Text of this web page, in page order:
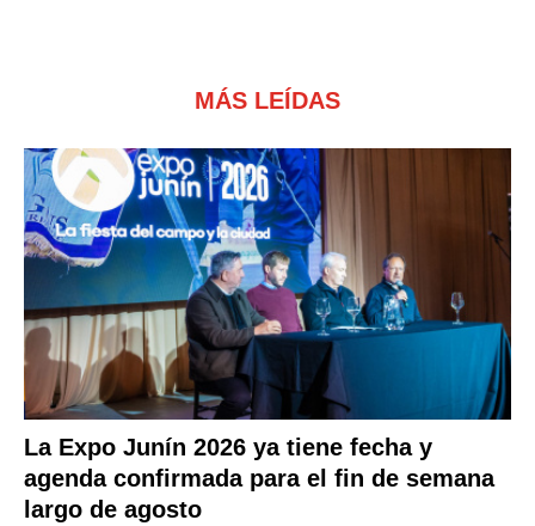
MÁS LEÍDAS
La Expo Junín 2026 ya tiene fecha y
agenda confirmada para el fin de semana
largo de agosto